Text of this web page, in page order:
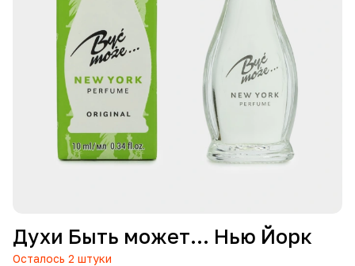
Духи Быть может... Нью Йорк
Осталось 2 штуки